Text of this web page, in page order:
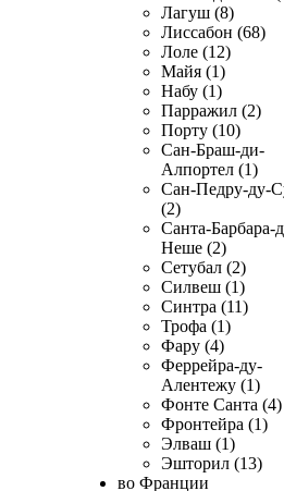
Лагуш (8)
Лиссабон (68)
Лоле (12)
Майя (1)
Набу (1)
Парражил (2)
Порту (10)
Сан-Браш-ди-
Алпортел (1)
Сан-Педру-ду-
(2)
Санта-Барбара-
Неше (2)
Сетубал (2)
Силвеш (1)
Синтра (11)
Трофа (1)
Фару (4)
Феррейра-ду-
Алентежу (1)
Фонте Санта (4)
Фронтейра (1)
Элваш (1)
Эшторил (13)
во Франции